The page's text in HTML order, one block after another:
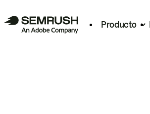
Producto